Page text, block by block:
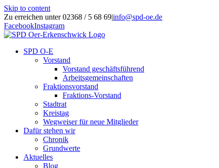
Skip to content
Zu erreichen unter 02368 / 5 68 69|info@spd-oe.de
FacebookInstagram
SPD O-E
Vorstand
Vorstand geschäftsführend
Arbeitsgemeinschaften
Fraktionsvorstand
Fraktions-Vorstand
Stadtrat
Kreistag
Wegweiser für neue Mitglieder
Dafür stehen wir
Chronik
Grundwerte
Aktuelles
Blog